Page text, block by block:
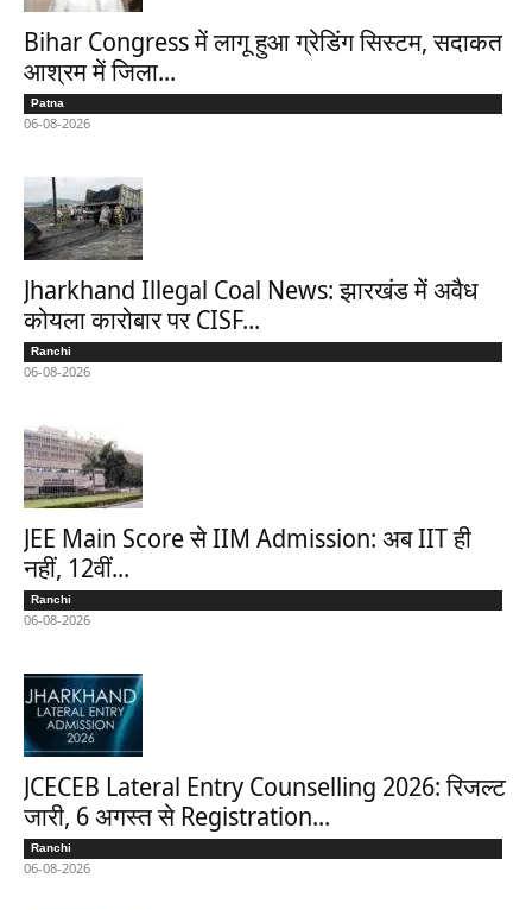
Bihar Congress में लागू हुआ ग्रेडिंग सिस्टम, सदाकत
आश्रम में जिला...
Patna
06-08-2026
Jharkhand Illegal Coal News: झारखंड में अवैध
कोयला कारोबार पर CISF...
Ranchi
06-08-2026
JEE Main Score से IIM Admission: अब IIT ही
नहीं, 12वीं...
Ranchi
06-08-2026
JCECEB Lateral Entry Counselling 2026: रिजल्ट
जारी, 6 अगस्त से Registration...
Ranchi
06-08-2026